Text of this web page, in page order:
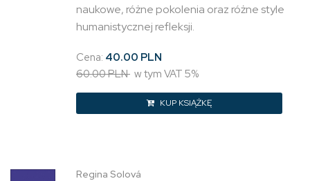
naukowe, różne pokolenia oraz różne style
humanistycznej refleksji.
Cena: 40.00 PLN
60.00 PLN w tym VAT 5%
KUP KSIĄŻKĘ
Regina Solová